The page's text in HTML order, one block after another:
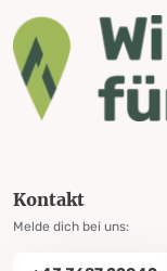
Kontakt
Melde dich bei uns: